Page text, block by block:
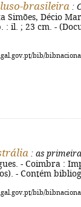
brasileira :
Simões, Décio
: il. ; 23 cm. -
bib/
: as
- Coimbra :
- Contém
bib/